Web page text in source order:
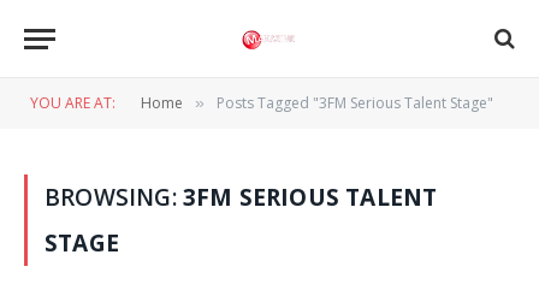
YOU ARE AT: Home » Posts Tagged "3FM Serious Talent Stage"
BROWSING:3FM SERIOUS TALENT
STAGE